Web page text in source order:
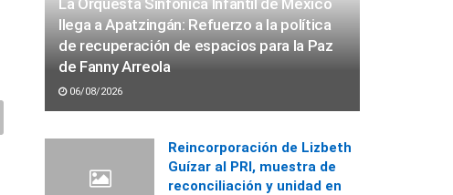
llega a Apatzingán: Refuerzo a la política
de recuperación de espacios para la Paz
de Fanny Arreola
06/08/2026
Reincorporación de Lizbeth
Guízar al PRI, muestra de
reconciliación y unidad en